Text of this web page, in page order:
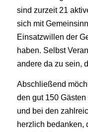
sind zurzeit 21
sich mit
Einsatzwillen der
haben. Selbst
andere da zu sein,
Abschließend
den gut 150
und bei den
herzlich bedanken,